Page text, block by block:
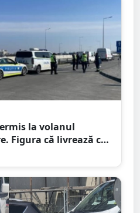
la volanul
Figura că livrează cu